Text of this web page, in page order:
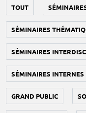
TOUT
SÉMINAIRES
SÉMINAIRES
SÉMINAIRES INTERNES
GRAND PUBLIC